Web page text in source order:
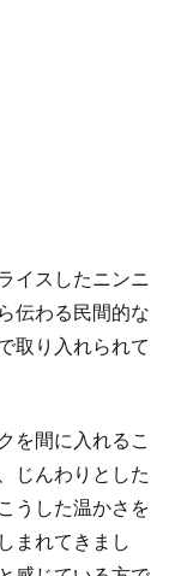
イスしたニンニ
伝わる民間的な
取り入れられて
を間に入れるこ
じんわりとした
うした温かさを
まれてきまし